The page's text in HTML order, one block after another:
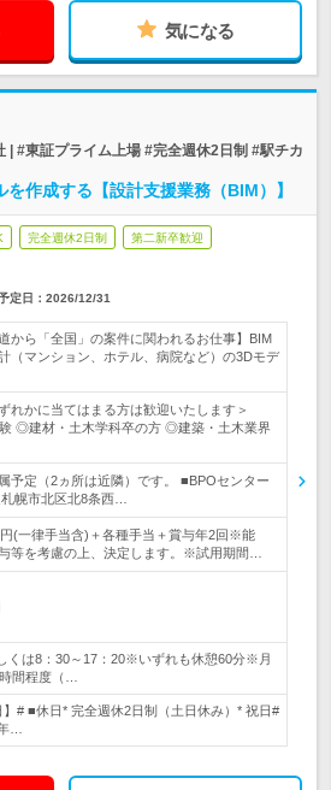
気になる
| #東証プライム上場 #完全週休2日制 #駅チカ
作成する【設計支援業務（BIM）】
完全週休2日制 第二新卒歓迎
定日： 2026/12/31
から「全国」の案件に関われるお仕事】BIM
（マンション、ホテル、病院など）の3Dモデ
れかに当てはまる方は歓迎いたします＞
◎建材・土木学科卒の方 ◎建築・土木業界
予定（2ヵ所は近隣）です。 ■BPOセンター
幌市北区北8条西…
(一律手当含)＋各種手当＋賞与年2回※能
等を考慮の上、決定します。※試用期間…
くは8：30～17：20※いずれも休憩60分※月
間程度（…
# ■休日* 完全週休2日制（土日休み）* 祝日#
…